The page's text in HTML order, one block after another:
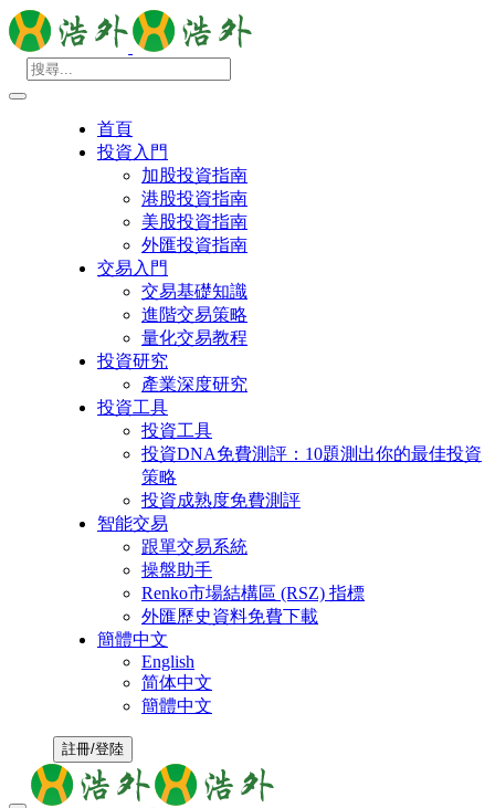
首頁
投資入門
加股投資指南
港股投資指南
美股投資指南
外匯投資指南
交易入門
交易基礎知識
進階交易策略
量化交易教程
投資研究
產業深度研究
投資工具
投資工具
投資DNA免費測評：10題測出你的最佳投資
策略
投資成熟度免費測評
智能交易
跟單交易系統
操盤助手
Renko市場結構區 (RSZ) 指標
外匯歷史資料免費下載
簡體中文
English
简体中文
簡體中文
註冊/登陸